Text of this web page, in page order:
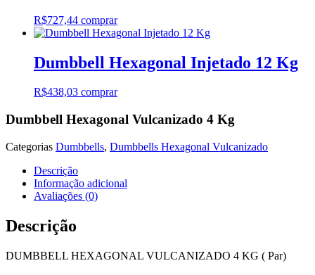
R$727,44 comprar
Dumbbell Hexagonal Injetado 12 Kg
R$438,03 comprar
Dumbbell Hexagonal Vulcanizado 4 Kg
Categorias Dumbbells, Dumbbells Hexagonal Vulcanizado
Descrição
Informação adicional
Avaliações (0)
Descrição
DUMBBELL HEXAGONAL VULCANIZADO 4 KG ( Par)